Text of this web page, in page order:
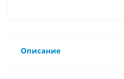
Описание